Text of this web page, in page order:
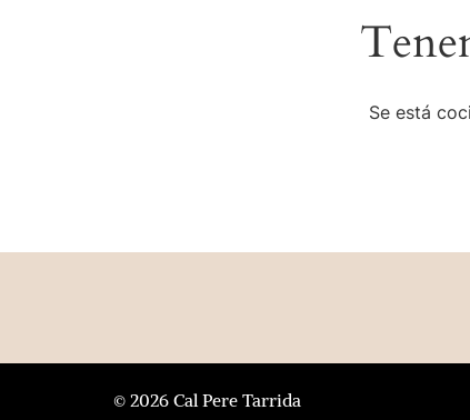
Se está
© 2026 Cal Pere Tarrida